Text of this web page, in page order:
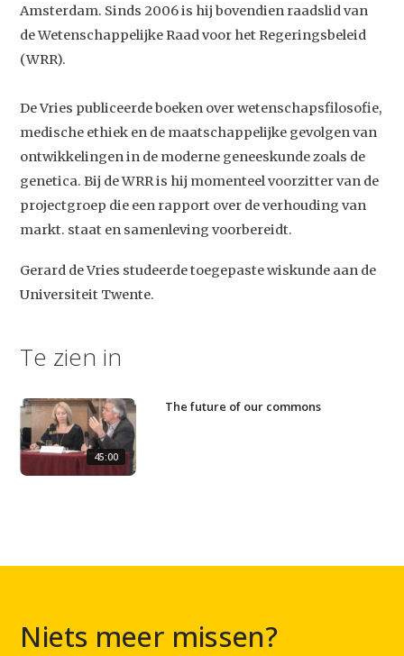
Studium Generale
Home
Agenda
Video
Podcast
Amsterdam. Sinds 2006 is hij bovendien raadslid van
de Wetenschappelijke Raad voor het Regeringsbeleid
(WRR).
De Vries publiceerde boeken over wetenschapsfilosofie,
medische ethiek en de maatschappelijke gevolgen van
ontwikkelingen in de moderne geneeskunde zoals de
genetica. Bij de WRR is hij momenteel voorzitter van de
projectgroep die een rapport over de verhouding van
markt. staat en samenleving voorbereidt.
Gerard de Vries studeerde toegepaste wiskunde aan de
Universiteit Twente.
Te zien in
45:00
The future of our commons
Niets meer missen?